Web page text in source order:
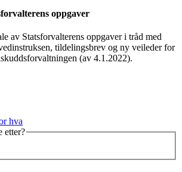
oppgaver
av Statsforvalterens oppgaver i tråd med
tildelingsbrev og ny veileder for
(av 4.1.2022).
hva
etter?